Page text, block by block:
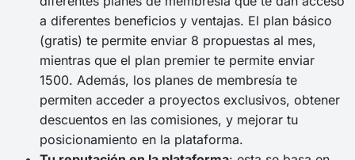
a diferentes beneficios y ventajas. El plan básico
(gratis) te permite enviar 8 propuestas al mes,
mientras que el plan premier te permite enviar
1500. Además, los planes de membresía te
permiten acceder a proyectos exclusivos, obtener
descuentos en las comisiones, y mejorar tu
posicionamiento en la plataforma.